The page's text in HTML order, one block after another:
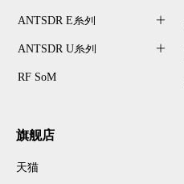
ꄶ
ANTSDR E系列
ꄶ
ANTSDR U系列
RF SoM
旗舰店
天猫